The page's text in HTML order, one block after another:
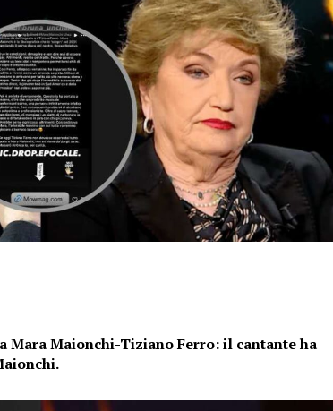
Mara Maionchi-Tiziano Ferro: il cantante ha